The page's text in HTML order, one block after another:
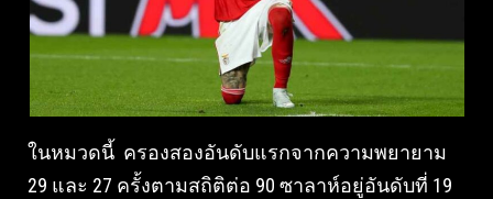
ในหมวดนี้ ครองสองอันดับแรกจากความพยายาม
29 และ 27 ครั้งตามสถิติต่อ 90 ซาลาห์อยู่อันดับที่ 19